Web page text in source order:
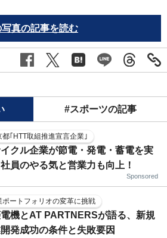
写真の記事を読む
#スポーツの記事
都｢HTT取組推進宣言企業｣
イクル企業が節電・発電・蓄電を実
員のやる気と営業力も向上！
Sponsored
ポートフォリオの変革に挑戦
機とAT PARTNERSが語る、新規
発成功の条件と失敗要因